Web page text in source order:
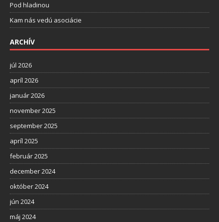
Pod hladinou
Kam nás vedú asociácie
ARCHÍV
júl 2026
apríl 2026
január 2026
november 2025
september 2025
apríl 2025
február 2025
december 2024
október 2024
jún 2024
máj 2024